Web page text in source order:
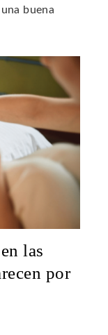
buena
las
por